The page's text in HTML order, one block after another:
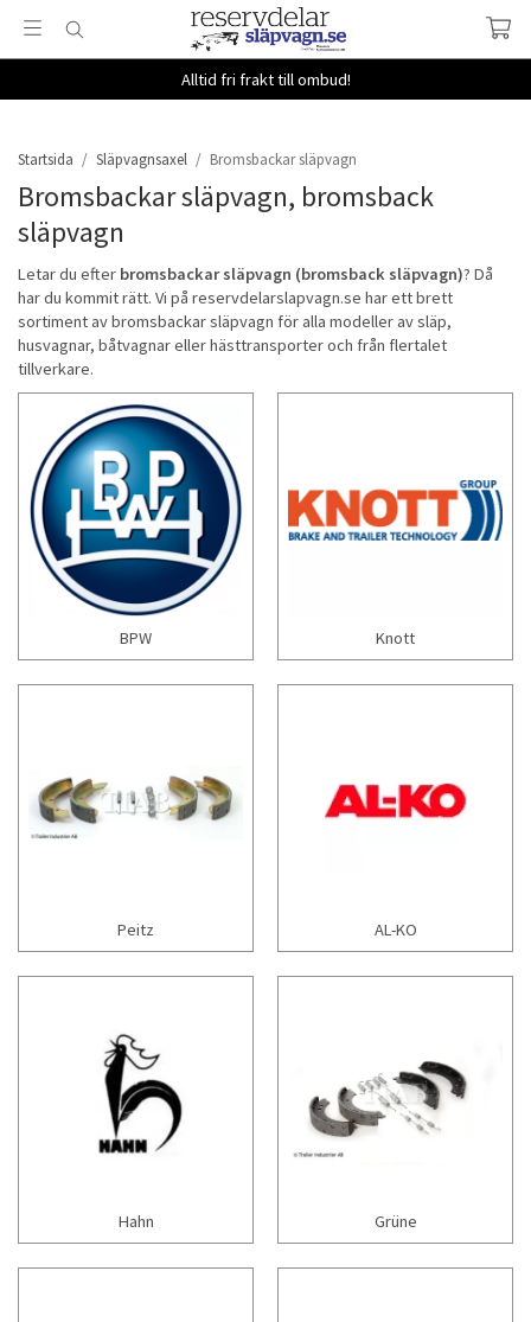
Alltid fri frakt till ombud!
Startsida / Släpvagnsaxel / Bromsbackar släpvagn
Bromsbackar släpvagn, bromsback
släpvagn
Letar du efter bromsbackar släpvagn (bromsback släpvagn)? Då
har du kommit rätt. Vi på reservdelarslapvagn.se har ett brett
sortiment av bromsbackar släpvagn för alla modeller av släp,
husvagnar, båtvagnar eller hästtransporter och från flertalet
tillverkare.
BPW Knott
Peitz AL-KO
Hahn Grüne